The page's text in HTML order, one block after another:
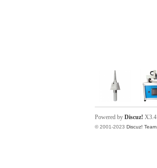
Powered by Discuz! X3.4
© 2001-2023 Discuz! Team